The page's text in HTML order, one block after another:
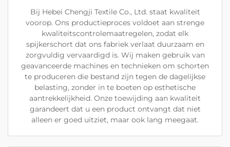
Bij Hebei Chengji Textile Co., Ltd. staat kwaliteit
voorop. Ons productieproces voldoet aan strenge
kwaliteitscontrolemaatregelen, zodat elk
spijkerschort dat ons fabriek verlaat duurzaam en
zorgvuldig vervaardigd is. Wij maken gebruik van
geavanceerde machines en technieken om schorten
te produceren die bestand zijn tegen de dagelijkse
belasting, zonder in te boeten op esthetische
aantrekkelijkheid. Onze toewijding aan kwaliteit
garandeert dat u een product ontvangt dat niet
alleen er goed uitziet, maar ook lang meegaat.